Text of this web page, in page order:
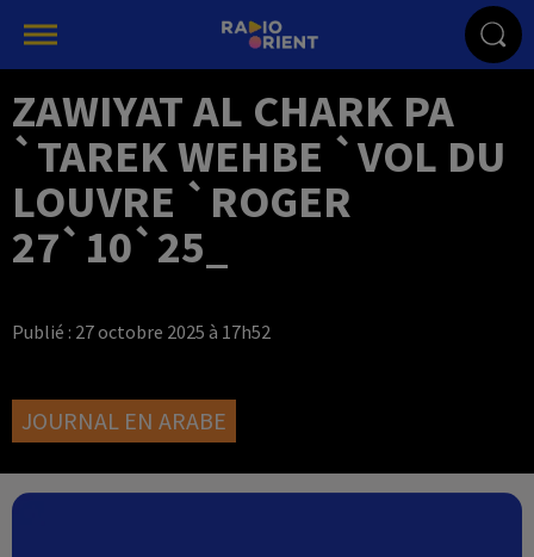
ZAWIYAT AL CHARK PA
`TAREK WEHBE `VOL DU
LOUVRE `ROGER
27`10`25_
Publié : 27 octobre 2025 à 17h52
JOURNAL EN ARABE